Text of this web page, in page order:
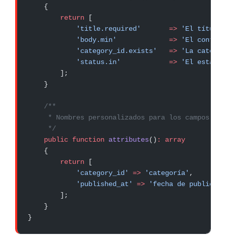
    {
        return
[
            'title.required'
       =>
'El título
            'body.min'
             =>
'El
            'category_id.exists'
   =>
'La
            'status.in'
            =>
'El estado
        ];
    }
    /**
     * Nombres personalizados para los campos.
     */
    public
function attributes() :
array
    {
        return
[
            'category_id'
=> 'categoría' ,
            'published_at'
=> 'fecha de
        ];
    }
}